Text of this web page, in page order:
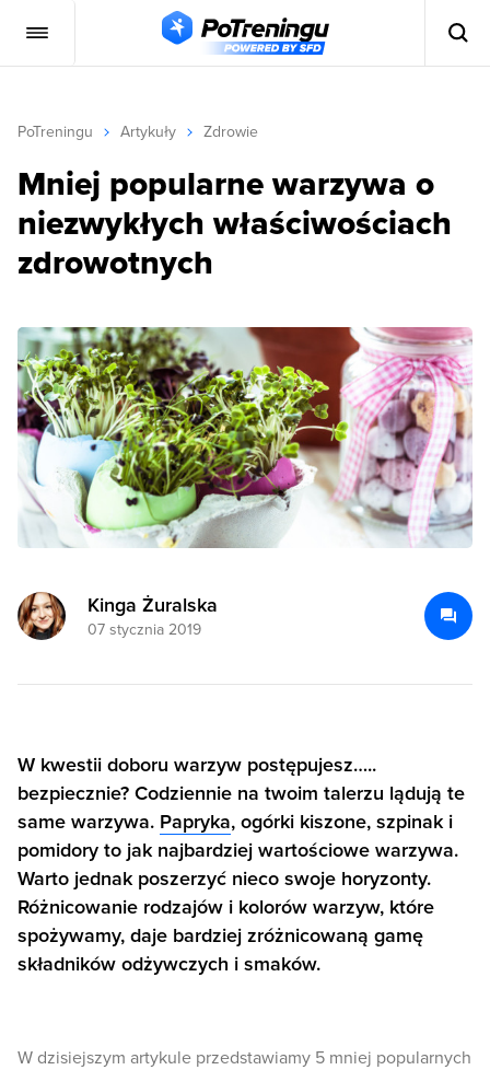
PoTreningu Artykuły Zdrowie
Mniej popularne warzywa o
niezwykłych właściwościach
zdrowotnych
Kinga Żuralska
07 stycznia 2019
W kwestii doboru warzyw postępujesz…..
bezpiecznie? Codziennie na twoim talerzu lądują te
same warzywa. Papryka, ogórki kiszone, szpinak i
pomidory to jak najbardziej wartościowe warzywa.
Warto jednak poszerzyć nieco swoje horyzonty.
Różnicowanie rodzajów i kolorów warzyw, które
spożywamy, daje bardziej zróżnicowaną gamę
składników odżywczych i smaków.
W dzisiejszym artykule przedstawiamy 5 mniej popularnych